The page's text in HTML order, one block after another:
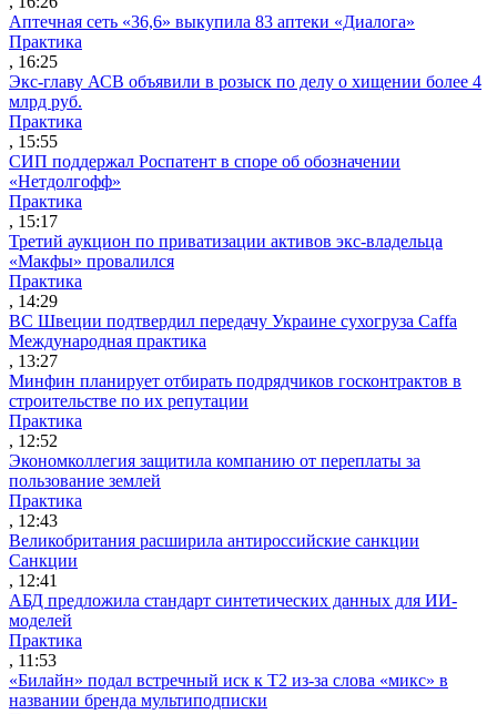
Аптечная сеть «36,6» выкупила 83 аптеки «Диалога»
Практика
, 16:25
Экс-главу АСВ объявили в розыск по делу о хищении более 4
млрд руб.
Практика
, 15:55
СИП поддержал Роспатент в споре об обозначении
«Нетдолгофф»
Практика
, 15:17
Третий аукцион по приватизации активов экс-владельца
«Макфы» провалился
Практика
, 14:29
ВС Швеции подтвердил передачу Украине сухогруза Caffa
Международная практика
, 13:27
Минфин планирует отбирать подрядчиков госконтрактов в
строительстве по их репутации
Практика
, 12:52
Экономколлегия защитила компанию от переплаты за
пользование землей
Практика
, 12:43
Великобритания расширила антироссийские санкции
Санкции
, 12:41
АБД предложила стандарт синтетических данных для ИИ-
моделей
Практика
, 11:53
«Билайн» подал встречный иск к Т2 из-за слова «микс» в
названии бренда мультиподписки